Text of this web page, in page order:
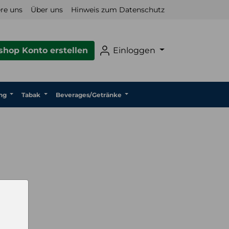
uns Über uns Hinweis zum Datenschutz
Konto erstellen Einloggen
Tabak Beverages/Getränke